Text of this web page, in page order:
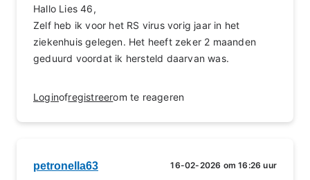
Hallo Lies 46,
Zelf heb ik voor het RS virus vorig jaar in het
ziekenhuis gelegen. Het heeft zeker 2 maanden
geduurd voordat ik hersteld daarvan was.
Loginofregistreerom te reageren
petronella63 16-02-2026 om 16:26 uur